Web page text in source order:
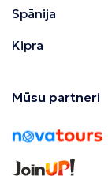
Spānija
Kipra
Mūsu partneri